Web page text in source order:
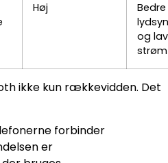
Høj
Bedre
og
ikke kun rækkevidden. Det
forbinder
er